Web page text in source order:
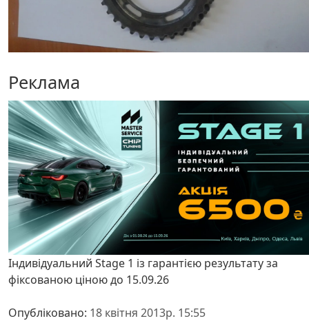
Реклама
Індивідуальний Stage 1 із гарантією результату за
фіксованою ціною до 15.09.26
Опубліковано: 18 квітня 2013р. 15:55